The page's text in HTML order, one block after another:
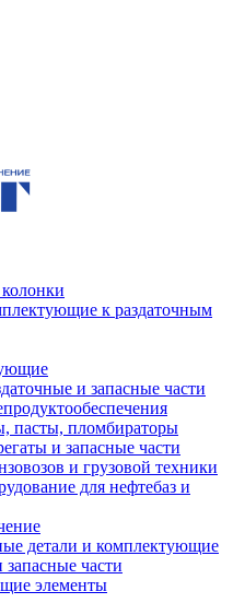
к раздаточным
и запасные части
пасты, пломбираторы
и запасные части
и грузовой техники
для нефтебаз и
детали и комплектующие
части
элементы